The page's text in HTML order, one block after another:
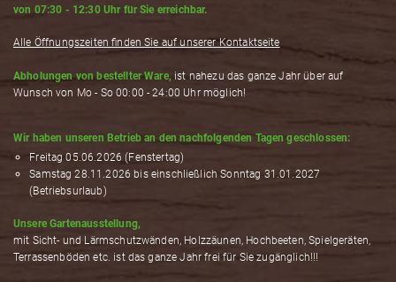
von 07:30 - 12:30 Uhr für Sie erreichbar.
Alle Öffnungszeiten finden Sie auf unserer Kontaktseite
Abholungen von bestellter Ware, ist nahezu das ganze Jahr über auf
Wunsch von Mo - So 00:00 - 24:00 Uhr möglich!
Wir haben unseren Betrieb an den nachfolgenden Tagen geschlossen:
Freitag 05.06.2026 (Fenstertag)
Samstag 28.11.2026 bis einschließlich Sonntag 31.01.2027
(Betriebsurlaub)
Unsere Gartenausstellung,
mit Sicht- und Lärmschutzwänden, Holzzäunen, Hochbeeten, Spielgeräten,
Terrassenböden etc. ist das ganze Jahr frei für Sie zugänglich!!!